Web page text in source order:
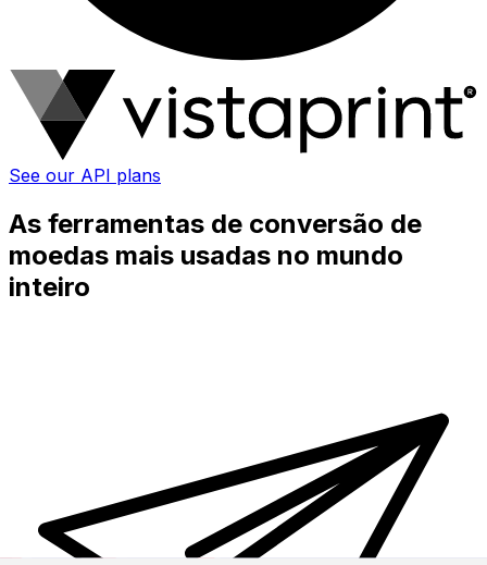
See our API plans
As ferramentas de conversão de
moedas mais usadas no mundo
inteiro